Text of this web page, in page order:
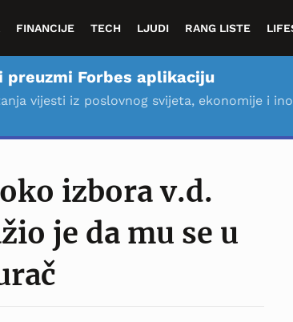
FINANCIJE TECH LJUDI RANG LISTE
preuzmi Forbes aplikaciju
vijesti iz poslovnog svijeta, ekonomije i
izbora v.d.
je da mu se u